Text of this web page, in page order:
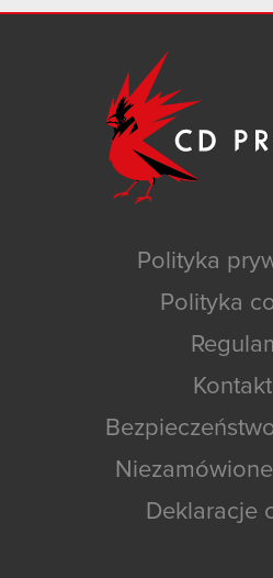
Polityka
Polityka
Deklaracje